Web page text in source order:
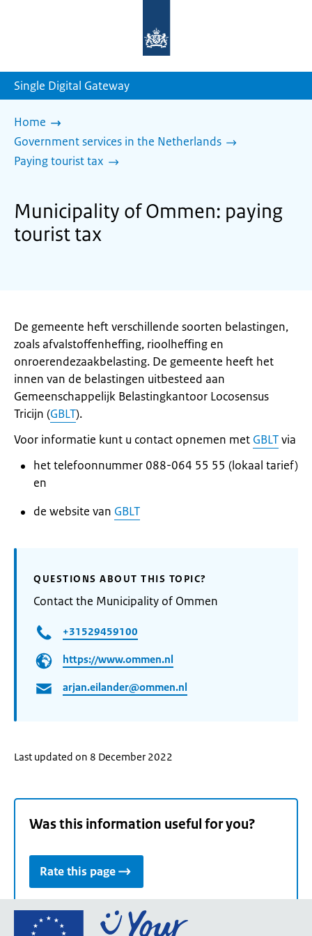
homepage
Single Digital Gateway
Home
Government services in the Netherlands
Paying tourist tax
Municipality of Ommen: paying
tourist tax
De gemeente heft verschillende soorten belastingen,
zoals afvalstoffenheffing, rioolheffing en
onroerendezaakbelasting. De gemeente heeft het
innen van de belastingen uitbesteed aan
Gemeenschappelijk Belastingkantoor Locosensus
Tricijn (GBLT).
Voor informatie kunt u contact opnemen met GBLTvia
het telefoonnummer 088-064 55 55 (lokaal tarief)
en
de website van GBLT
QUESTIONS ABOUT THIS TOPIC?
Contact the Municipality of Ommen
+31529459100
https://www.ommen.nl
arjan.eilander@ommen.nl
Last updated on 8 December 2022
Was this information useful for you?
Rate this page
Go